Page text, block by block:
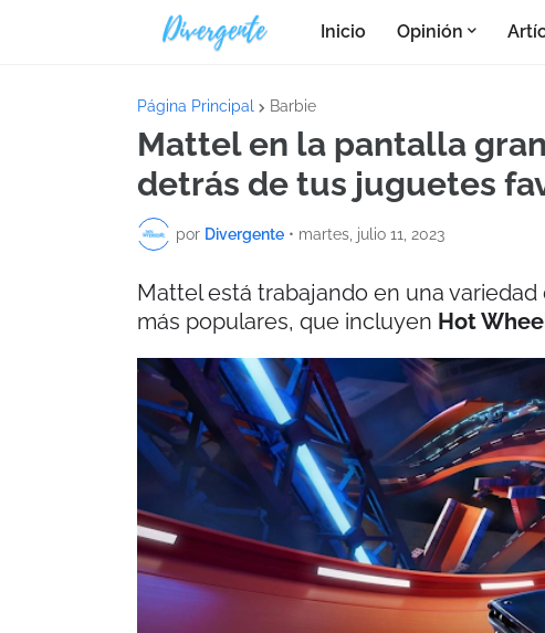
Inicio Opinión
Página Principal Barbie
Mattel en la pantalla
detrás de tus juguetes
por Divergente • martes, julio 11, 2023
Mattel está trabajando en una
más populares, que incluyen Hot